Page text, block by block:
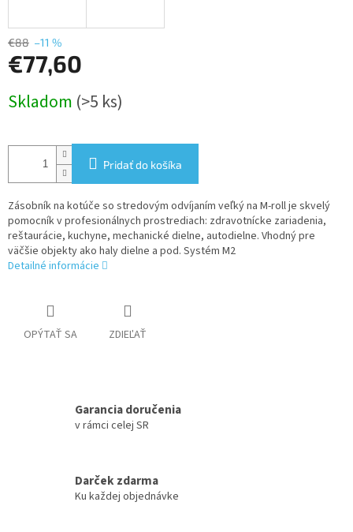
€88 –11 %
€77,60
cena:
Skladom (>5 ks)
Pridať do košíka
Zásobník na kotúče so stredovým odvíjaním veľký na M-roll je skvelý
pomocník v profesionálnych prostrediach: zdravotnícke zariadenia,
reštaurácie, kuchyne, mechanické dielne, autodielne. Vhodný pre
väčšie objekty ako haly dielne a pod. Systém M2
Detailné informácie
OPÝTAŤ SA ZDIEĽAŤ
Garancia doručenia
v rámci celej SR
Darček zdarma
Ku každej objednávke